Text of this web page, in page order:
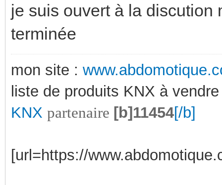
je suis ouvert à la discution
terminée
mon site :
liste de produits KNX à
KNX partenaire [b]11454[/b]
[url=https://